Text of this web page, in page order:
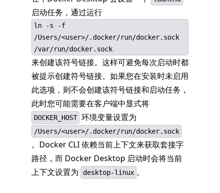
启动任务，通过运行
ln -s -f
/Users/<user>/.docker/run/docker.sock
/var/run/docker.sock
来创建该符号链接。这样可避免每次启动时都
被提示创建符号链接。如果您在安装时未启用
此选项，则不会创建该符号链接和启动任务，
此时您可能需要在客户端中显式将
DOCKER_HOST 环境变量设置为
/Users/<user>/.docker/run/docker.sock
。Docker CLI 依赖当前上下文来获取套接字
路径，而 Docker Desktop 启动时会将当前
上下文设置为
desktop-linux 。